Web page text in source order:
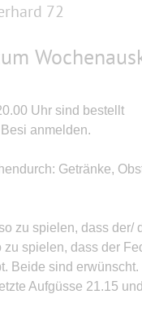
72
Uhr sind bestellt
anmelden.
Getränke,
zu spielen, dass
zu spielen, dass der
Beide sind erwünscht.
Aufgüsse 21.15